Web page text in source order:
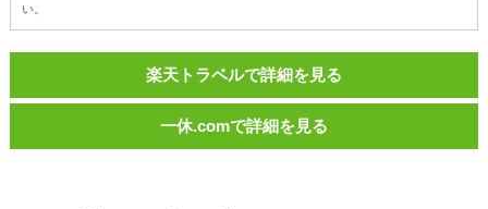
い。
楽天トラベルで詳細を見る
一休.comで詳細を見る